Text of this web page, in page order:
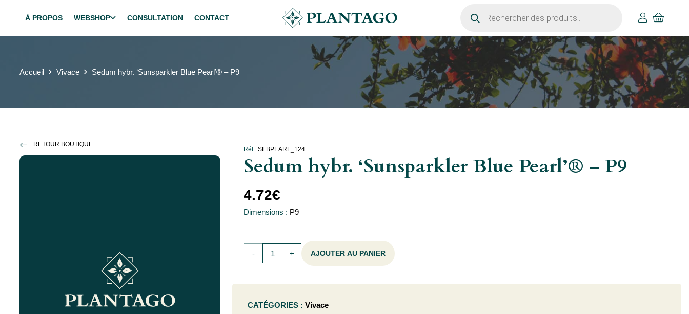
À PROPOS WEBSHOP CONSULTATION CONTACT
produits
Accueil Vivace Sedum hybr. ‘Sunsparkler Blue Pearl’® – P9
RETOUR BOUTIQUE
Réf :SEBPEARL_124
Sedum hybr. ‘Sunsparkler Blue Pearl’® – P9
4.72€
Dimensions : P9
quantité
hybr.
AJOUTER AU PANIER
CATÉGORIES : Vivace